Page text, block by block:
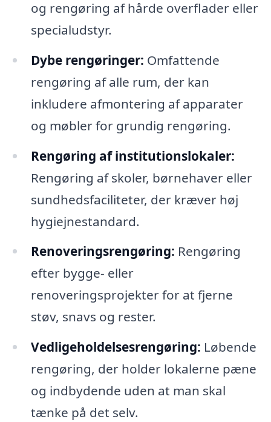
og rengøring af hårde overflader eller
specialudstyr.
Dybe rengøringer: Omfattende
rengøring af alle rum, der kan
inkludere afmontering af apparater
og møbler for grundig rengøring.
Rengøring af institutionslokaler:
Rengøring af skoler, børnehaver eller
sundhedsfaciliteter, der kræver høj
hygiejnestandard.
Renoveringsrengøring: Rengøring
efter bygge- eller
renoveringsprojekter for at fjerne
støv, snavs og rester.
Vedligeholdelsesrengøring: Løbende
rengøring, der holder lokalerne pæne
og indbydende uden at man skal
tænke på det selv.